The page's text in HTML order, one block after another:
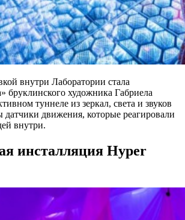
внутри Лаборатории стала
бруклинского художника Габриела
туннеле из зеркал, света и звуков
датчики движения, которые реагировали
внутри.
инсталляция Hyper